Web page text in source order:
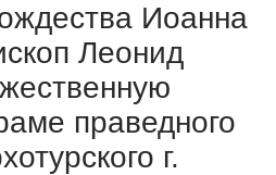
Иоанна
Леонид
праведного
г.